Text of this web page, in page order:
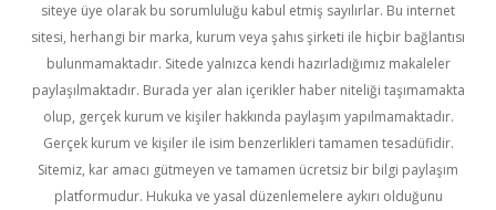
siteye üye olarak bu sorumluluğu kabul etmiş sayılırlar. Bu internet
sitesi, herhangi bir marka, kurum veya şahıs şirketi ile hiçbir bağlantısı
bulunmamaktadır. Sitede yalnızca kendi hazırladığımız makaleler
paylaşılmaktadır. Burada yer alan içerikler haber niteliği taşımamakta
olup, gerçek kurum ve kişiler hakkında paylaşım yapılmamaktadır.
Gerçek kurum ve kişiler ile isim benzerlikleri tamamen tesadüfidir.
Sitemiz, kar amacı gütmeyen ve tamamen ücretsiz bir bilgi paylaşım
platformudur. Hukuka ve yasal düzenlemelere aykırı olduğunu